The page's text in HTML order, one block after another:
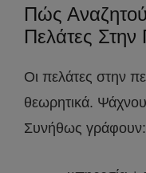
Πώς
Πελάτες Στην
Οι πελάτες στην
θεωρητικά.
Συνήθως γράφουν: